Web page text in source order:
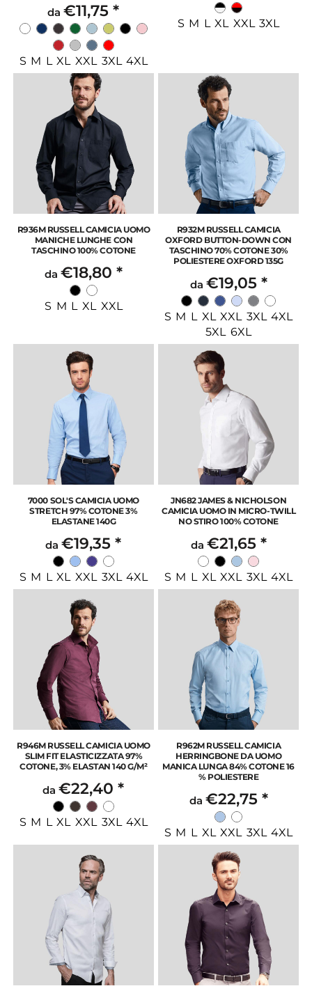
da€11,75*
S M L XL XXL 3XL 4XL
S M L XL XXL 3XL
R936M RUSSELL CAMICIA UOMO
MANICHE LUNGHE CON
TASCHINO 100% COTONE
da €18,80 *
S M L XL XXL
R932M RUSSELL CAMICIA
OXFORD BUTTON-DOWN CON
TASCHINO 70% COTONE 30%
POLIESTERE OXFORD 135G
da €19,05 *
S M L XL XXL 3XL 4XL
5XL 6XL
7000 SOL'S CAMICIA UOMO
STRETCH 97% COTONE 3%
ELASTANE 140G
da€19,35*
S M L XL XXL 3XL 4XL
JN682 JAMES & NICHOLSON
CAMICIA UOMO IN MICRO-TWILL
NO STIRO 100% COTONE
da €21,65 *
S M L XL XXL 3XL 4XL
R946M RUSSELL CAMICIA UOMO
SLIM FIT ELASTICIZZATA 97%
COTONE, 3% ELASTAN 140 G/M²
da€22,40*
S M L XL XXL 3XL 4XL
R962M RUSSELL CAMICIA
HERRINGBONE DA UOMO
MANICA LUNGA 84% COTONE 16
% POLIESTERE
da €22,75 *
S M L XL XXL 3XL 4XL